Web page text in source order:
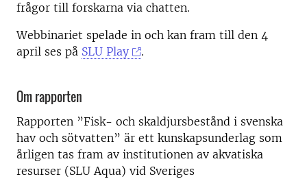
frågor till forskarna via chatten.
Webbinariet spelade in och kan fram till den 4
april ses på SLU Play .
Om rapporten
Rapporten ”Fisk- och skaldjursbestånd i svenska
hav och sötvatten” är ett kunskapsunderlag som
årligen tas fram av institutionen av akvatiska
resurser (SLU Aqua) vid Sveriges